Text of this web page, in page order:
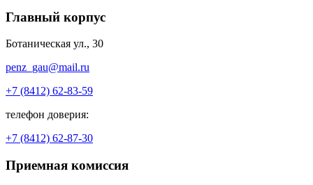
Главный корпус
Ботаническая ул., 30
penz_gau@mail.ru
+7 (8412) 62-83-59
телефон доверия:
+7 (8412) 62-87-30
Приемная комиссия